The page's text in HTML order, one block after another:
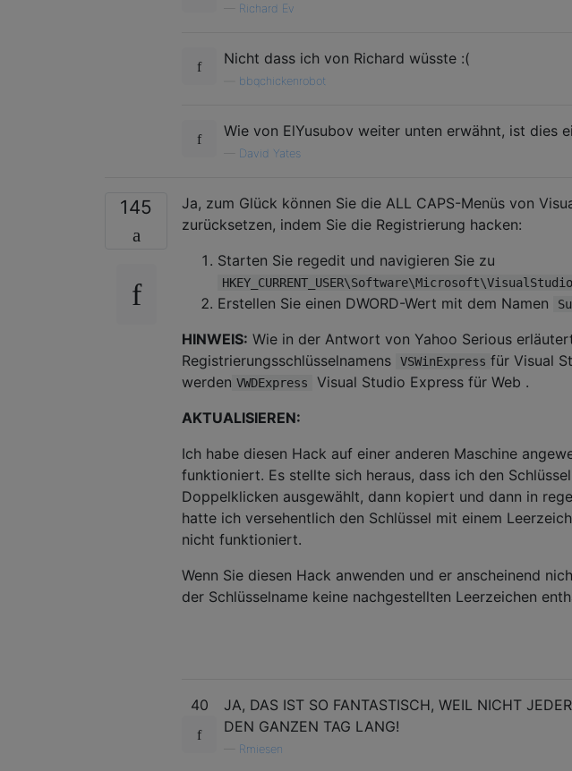
Richard Ev
Nicht dass ich von Richard wüsste :(
bbqchickenrobot
Wie von ElYusubov weiter unten erwähnt, ist dies
David Yates
145
Ja, zum Glück können Sie die ALL CAPS-Menüs von
zurücksetzen, indem Sie die Registrierung hacken:
Starten Sie regedit und navigieren Sie zu
Erstellen Sie einen DWORD-Wert mit dem Namen
HINWEIS: Wie in der Antwort von Yahoo Serious
Registrierungsschlüsselnamens
VSWinExpress für Visual
werden VWDExpress
Visual Studio Express für Web .
AKTUALISIEREN:
Ich habe diesen Hack auf einer anderen Maschine
funktioniert. Es stellte sich heraus, dass ich den
Doppelklicken ausgewählt, dann kopiert und dann in
hatte ich versehentlich den Schlüssel mit einem
nicht funktioniert.
Wenn Sie diesen Hack anwenden und er anscheinend
der Schlüsselname keine nachgestellten Leerzeichen
40
JA, DAS IST SO FANTASTISCH, WEIL NICHT
DEN GANZEN TAG LANG!
Rmiesen